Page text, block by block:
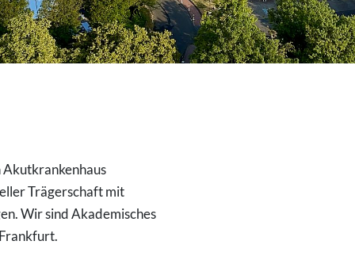
Akutkrankenhaus
Trägerschaft mit
Wir sind Akademisches